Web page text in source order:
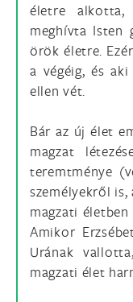
életre
meghívta Isten
örök életre.
a végéig, és
ellen vét.
Bár az új élet
magzat
teremtménye
személyekről is,
magzati
Amikor
Urának
magzati élet